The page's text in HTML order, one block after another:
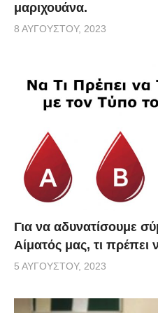
μαριχουάνα.
8 ΑΥΓΟΎΣΤΟΥ, 2023
Για να αδυνατίσουμε
Αίματός μας, τι πρέπει
5 ΑΥΓΟΎΣΤΟΥ, 2023